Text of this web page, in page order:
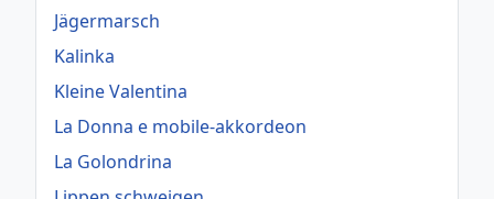
Jägermarsch
Kalinka
Kleine Valentina
La Donna e mobile-akkordeon
La Golondrina